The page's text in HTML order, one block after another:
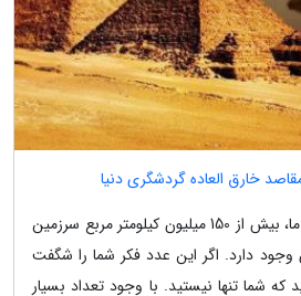
خارق العاده گردشگری دنیا
روی سیاره زیبای آبی رنگ ما، بیش از 150 میلیون کیلومتر مربع سرزمین
دارد. اگر این عدد فکر شما را شگفت
که شما تنها نیستید. با وجود تعداد بسیار